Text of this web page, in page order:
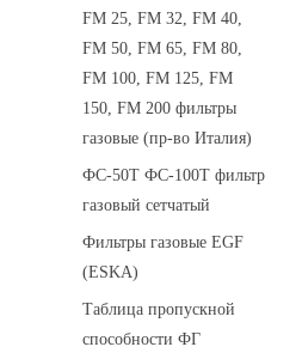
FM 25, FM 32, FM 40,
FM 50, FM 65, FM 80,
FM 100, FM 125, FM
150, FM 200 фильтры
газовые (пр-во Италия)
ФС-50Т ФС-100Т фильтр
газовый сетчатый
Фильтры газовые EGF
(ESKA)
Таблица пропускной
способности ФГ